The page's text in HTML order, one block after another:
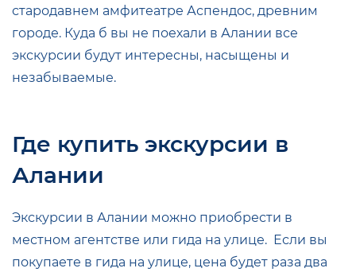
стародавнем амфитеатре Аспендос, древним
городе. Куда б вы не поехали в Алании все
экскурсии будут интересны, насыщены и
незабываемые.
Где купить экскурсии в
Алании
Экскурсии в Алании можно приобрести в
местном агентстве или гида на улице. Если вы
покупаете в гида на улице, цена будет раза два